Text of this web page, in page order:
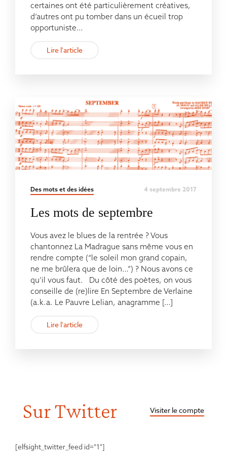
certaines ont été particulièrement créatives,
d’autres ont pu tomber dans un écueil trop
opportuniste…
Lire l'article
Des mots et des idées 4 septembre 2017
Les mots de septembre
Vous avez le blues de la rentrée ? Vous
chantonnez La Madrague sans même vous en
rendre compte (“le soleil mon grand copain,
ne me brûlera que de loin…”) ? Nous avons ce
qu’il vous faut. Du côté des poètes, on vous
conseille de (re)lire En Septembre de Verlaine
(a.k.a. Le Pauvre Lelian, anagramme […]
Lire l'article
Sur Twitter Visiter le compte
[elfsight_twitter_feed id="1"]